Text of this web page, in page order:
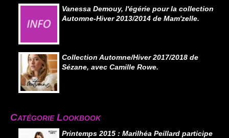
Vanessa Demouy, l'égérie pour la collection
Automne-Hiver 2013/2014 de Mam'zelle.
Collection Automne/Hiver 2017/2018 de
Sézane, avec Camille Rowe.
Catégorie Lookbook
Printemps 2015 : Marilhéa Peillard participe